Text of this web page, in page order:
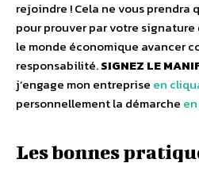
rejoindre ! Cela ne vous prendra
pour prouver par votre
le monde économique avancer
responsabilité.SIGNEZ LE
j’engage mon entreprise en
personnellement la démarche
Les bonnes